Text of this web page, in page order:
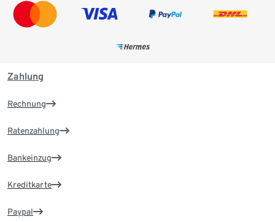
Zahlung
Rechnung
Ratenzahlung
Bankeinzug
Kreditkarte
Paypal